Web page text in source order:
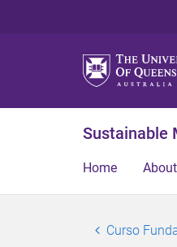
Sustainable
Home About
Curso